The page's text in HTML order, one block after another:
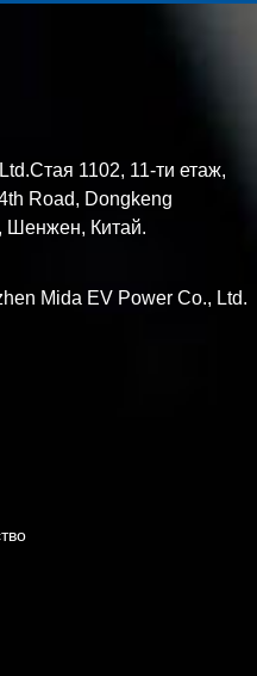
1102, 11-ти етаж,
Road, Dongkeng
Шенжен, Китай.
Mida EV Power Co., Ltd.